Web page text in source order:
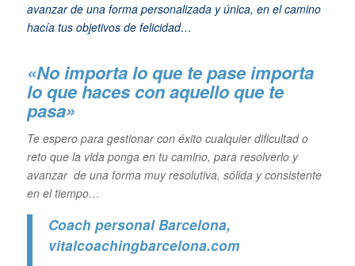
avanzar de una forma personalizada y única, en el camino
hacía tus objetivos de felicidad…
«No importa lo que te pase importa
lo que haces con aquello que te
pasa»
Te espero para gestionar con éxito cualquier dificultad o
reto que la vida ponga en tu camino, para resolverlo y
avanzar de una forma muy resolutiva, sólida y consistente
en el tiempo…
Coach personal Barcelona,
vitalcoachingbarcelona.com